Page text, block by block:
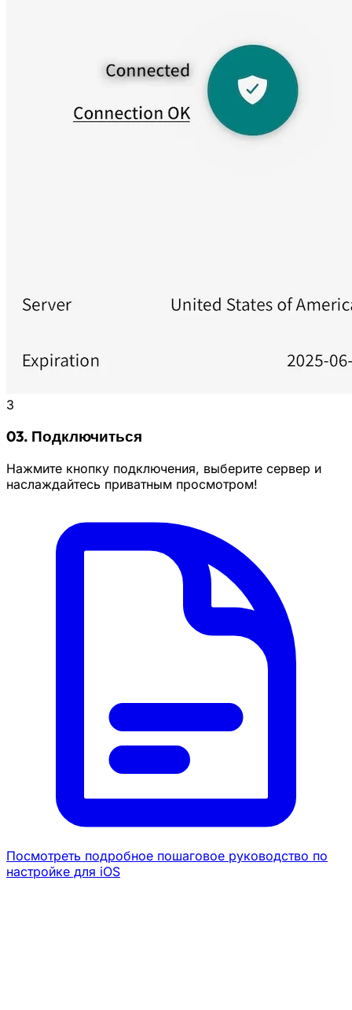
3
03. Подключиться
Нажмите кнопку подключения, выберите сервер и
наслаждайтесь приватным просмотром!
Посмотреть подробное пошаговое руководство по
настройке для iOS